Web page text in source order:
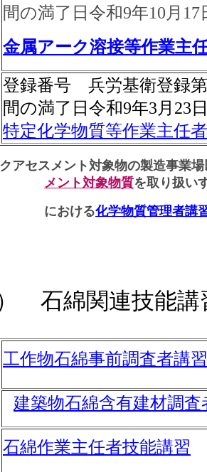
間の満了日令和9年10月17
金属アーク溶接等作業主
登録番号 兵労基衛登録
間の満了日令和9年3月23
特定化学物質等作業主任
アセスメント対象物の製造事業
メント対象物質を取り扱い
における化学物質管理者講
） 石綿関連技能
工作物石綿事前調査者講習
建築物石綿含有建材調査
石綿作業主任者技能講習